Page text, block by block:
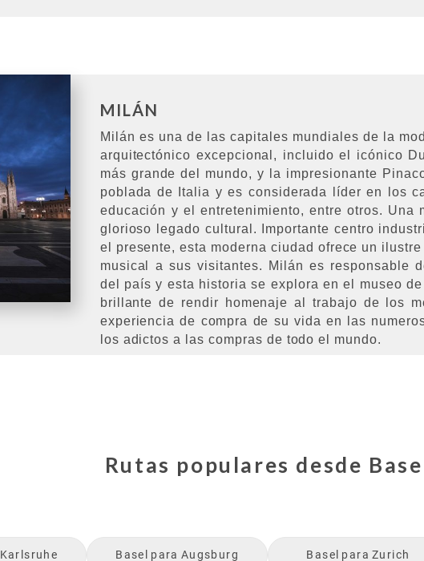
MILÁN
Milán es una de las capitales mundiales de la
arquitectónico excepcional, incluido el icónico
más grande del mundo, y la impresionante
poblada de Italia y es considerada líder en los
educación y el entretenimiento, entre otros.
glorioso legado cultural. Importante centro
el presente, esta moderna ciudad ofrece un
musical a sus visitantes. Milán es responsable
del país y esta historia se explora en el museo
brillante de rendir homenaje al trabajo de los
experiencia de compra de su vida en las
los adictos a las compras de todo el mundo.
Rutas populares desde
Karlsruhe Basel para Augsburg Basel para Zurich